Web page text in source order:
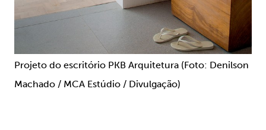
Projeto do escritório PKB Arquitetura (Foto: Denilson
Machado / MCA Estúdio / Divulgação)